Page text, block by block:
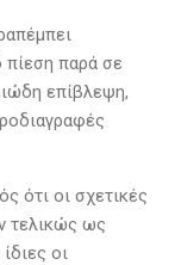
παρά σε
επίβλεψη,
ότι οι σχετικές
τελικώς ως
οι